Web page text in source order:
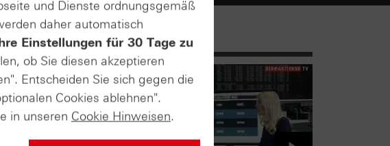
und Dienste ordnungsgemäß
daher automatisch
Einstellungen für 30 Tage zu
ob Sie diesen akzeptieren
Entscheiden Sie sich gegen die
Cookies ablehnen".
in unseren Cookie Hinweisen.